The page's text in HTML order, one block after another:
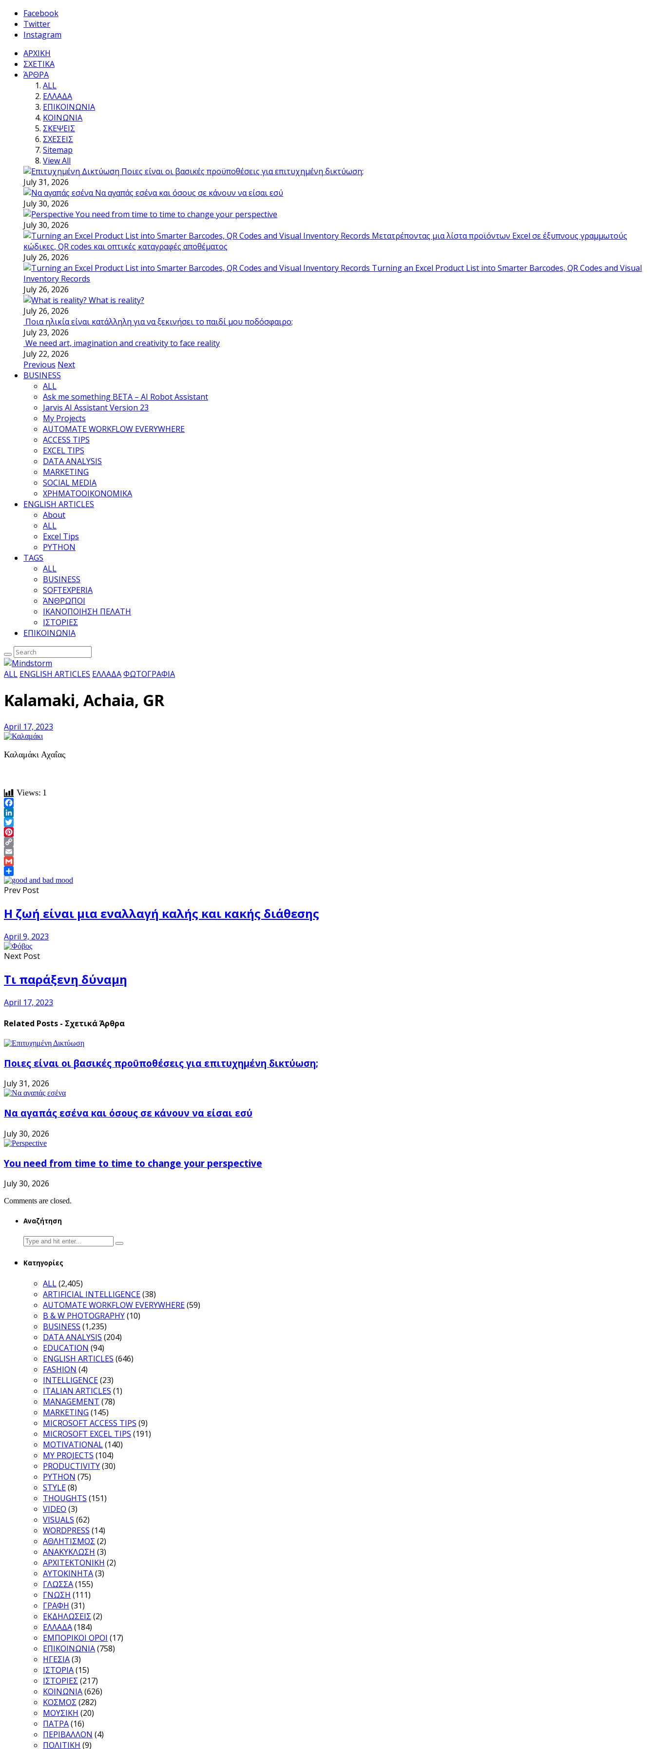
Facebook
Twitter
Instagram
ΑΡΧΙΚΗ
ΣΧΕΤΙΚΑ
ΆΡΘΡΑ
ALL
ΕΛΛΑΔΑ
ΕΠΙΚΟΙΝΩΝΙΑ
ΚΟΙΝΩΝΙΑ
ΣΚΕΨΕΙΣ
ΣΧΕΣΕΙΣ
Sitemap
View All
Ποιες είναι οι βασικές προϋποθέσεις για επιτυχημένη δικτύωση;
July 31, 2026
Να αγαπάς εσένα και όσους σε κάνουν να είσαι εσύ
July 30, 2026
You need from time to time to change your perspective
July 30, 2026
Μετατρέποντας μια λίστα προϊόντων Excel σε έξυπνους γραμμωτούς
κώδικες, QR codes και οπτικές καταγραφές αποθέματος
July 26, 2026
Turning an Excel Product List into Smarter Barcodes, QR Codes and Visual
Inventory Records
July 26, 2026
What is reality?
July 26, 2026
Ποια ηλικία είναι κατάλληλη για να ξεκινήσει το παιδί μου ποδόσφαιρο;
July 23, 2026
We need art, imagination and creativity to face reality
July 22, 2026
Previous Next
BUSINESS
ALL
Ask me something BETA – AI Robot Assistant
Jarvis AI Assistant Version 23
My Projects
AUTOMATE WORKFLOW EVERYWHERE
ACCESS TIPS
EXCEL TIPS
DATA ANALYSIS
MARKETING
SOCIAL MEDIA
ΧΡΗΜΑΤΟΟΙΚΟΝΟΜΙΚΑ
ENGLISH ARTICLES
About
ALL
Excel Tips
PYTHON
TAGS
ALL
BUSINESS
SOFTEXPERIA
ΆΝΘΡΩΠΟΙ
ΙΚΑΝΟΠΟΙΗΣΗ ΠΕΛΑΤΗ
ΙΣΤΟΡΙΕΣ
ΕΠΙΚΟΙΝΩΝΙΑ
ALL ENGLISH ARTICLES ΕΛΛΑΔΑΦΩΤΟΓΡΑΦΙΑ
Kalamaki, Achaia, GR
April 17, 2023
Καλαμάκι Αχαΐας
Views: 1
Facebook
LinkedIn
Twitter
Pinterest
Copy
Link
Email
Gmail
Share
Prev Post
Η ζωή είναι μια εναλλαγή καλής και κακής διάθεσης
April 9, 2023
Next Post
Τι παράξενη δύναμη
April 17, 2023
Related Posts - Σχετικά Άρθρα
Ποιες είναι οι βασικές προϋποθέσεις για επιτυχημένη δικτύωση;
July 31, 2026
Να αγαπάς εσένα και όσους σε κάνουν να είσαι εσύ
July 30, 2026
You need from time to time to change your perspective
July 30, 2026
Comments are closed.
Αναζήτηση
Search
for:
Κατηγορίες
ALL(2,405)
ARTIFICIAL INTELLIGENCE(38)
AUTOMATE WORKFLOW EVERYWHERE(59)
B & W PHOTOGRAPHY(10)
BUSINESS (1,235)
DATA ANALYSIS (204)
EDUCATION (94)
ENGLISH ARTICLES (646)
FASHION (4)
INTELLIGENCE(23)
ITALIAN ARTICLES (1)
MANAGEMENT (78)
MARKETING (145)
MICROSOFT ACCESS TIPS (9)
MICROSOFT EXCEL TIPS (191)
MOTIVATIONAL(140)
MY PROJECTS (104)
PRODUCTIVITY(30)
PYTHON (75)
STYLE(8)
THOUGHTS (151)
VIDEO (3)
VISUALS (62)
WORDPRESS (14)
ΑΘΛΗΤΙΣΜΟΣ (2)
ΑΝΑΚΥΚΛΩΣΗ (3)
ΑΡΧΙΤΕΚΤΟΝΙΚΗ (2)
ΑΥΤΟΚΙΝΗΤΑ(3)
ΓΛΩΣΣΑ(155)
ΓΝΩΣΗ (111)
ΓΡΑΦΗ (31)
ΕΚΔΗΛΩΣΕΙΣ (2)
ΕΛΛΑΔΑ(184)
ΕΜΠΟΡΙΚΟΙ ΟΡΟΙ (17)
ΕΠΙΚΟΙΝΩΝΙΑ(758)
ΗΓΕΣΙΑ(3)
ΙΣΤΟΡΙΑ(15)
ΙΣΤΟΡΙΕΣ (217)
ΚΟΙΝΩΝΙΑ(626)
ΚΟΣΜΟΣ (282)
ΜΟΥΣΙΚΗ (20)
ΠΑΤΡΑ(16)
ΠΕΡΙΒΑΛΛΟΝ (4)
ΠΟΛΙΤΙΚΗ (9)